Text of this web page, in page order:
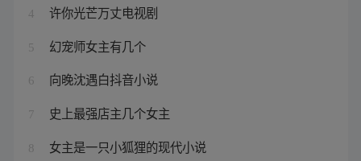
4 许你光芒万丈电视剧
5 幻宠师女主有几个
6 向晚沈遇白抖音小说
7 史上最强店主几个女主
8 女主是一只小狐狸的现代小说